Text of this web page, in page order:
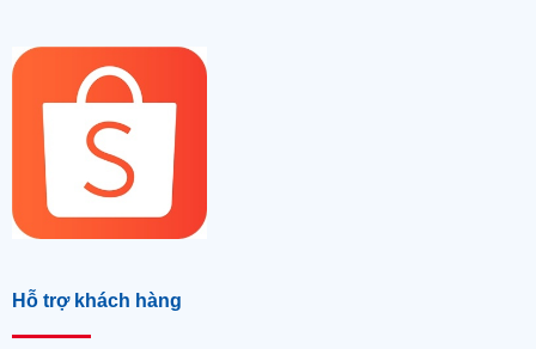
Hỗ trợ khách hàng